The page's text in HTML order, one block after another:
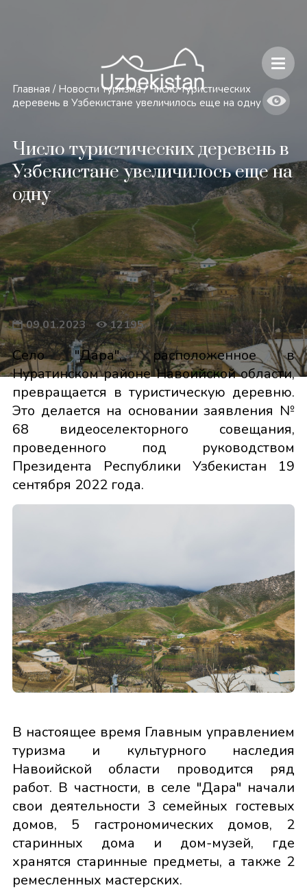
Главная / Новости туризма / Число туристических
деревень в Узбекистане увеличилось еще на одну
Число туристических деревень в
Узбекистане увеличилось еще на
одну
09.01.2023 12195
Село "Дара", расположенное в
Нуратинском районе Навоийской области,
превращается в туристическую деревню.
Это делается на основании заявления №
68 видеоселекторного совещания,
проведенного под руководством
Президента Республики Узбекистан 19
сентября 2022 года.
В настоящее время Главным управлением
туризма и культурного наследия
Навоийской области проводится ряд
работ. В частности, в селе "Дара" начали
свои деятельности 3 семейных гостевых
домов, 5 гастрономических домов, 2
старинных дома и дом-музей, где
хранятся старинные предметы, а также 2
ремесленных мастерских.